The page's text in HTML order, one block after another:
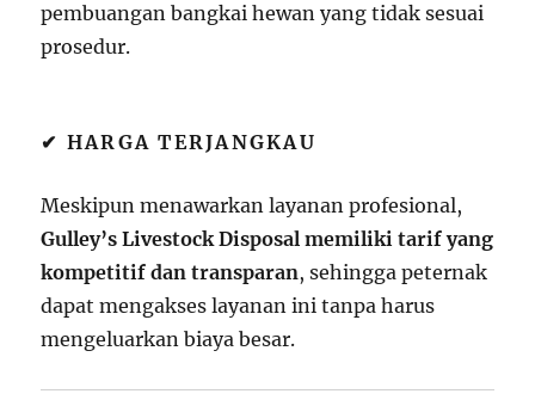
pembuangan bangkai hewan yang tidak sesuai
prosedur.
✔ HARGA TERJANGKAU
Meskipun menawarkan layanan profesional,
Gulley’s Livestock Disposal memiliki tarif yang
kompetitif dan transparan, sehingga peternak
dapat mengakses layanan ini tanpa harus
mengeluarkan biaya besar.